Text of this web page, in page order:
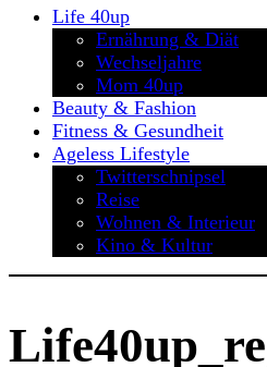
Life 40up
Ernährung & Diät
Wechseljahre
Mom 40up
Beauty & Fashion
Fitness & Gesundheit
Ageless Lifestyle
Twitterschnipsel
Reise
Wohnen & Interieur
Kino & Kultur